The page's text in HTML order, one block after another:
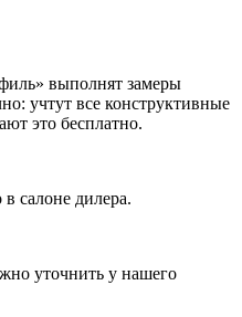
выполнят замеры
учтут все конструктивные
это бесплатно.
салоне дилера.
уточнить у нашего